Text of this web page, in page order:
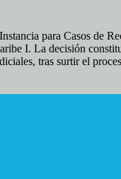
para Casos de
I. La decisión
tras surtir el